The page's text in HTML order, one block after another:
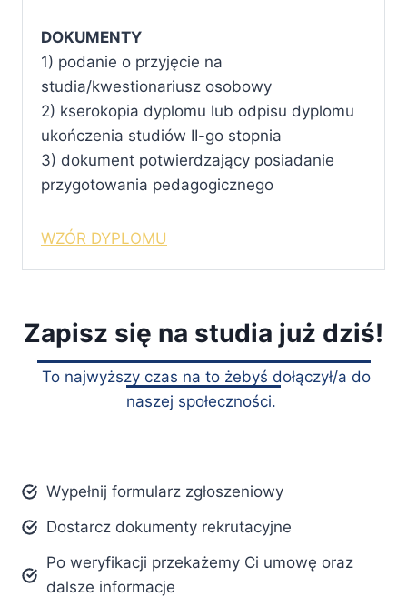
DOKUMENTY
1) podanie o przyjęcie na
studia/kwestionariusz osobowy
2) kserokopia dyplomu lub odpisu dyplomu
ukończenia studiów II-go stopnia
3) dokument potwierdzający posiadanie
przygotowania pedagogicznego
WZÓR DYPLOMU
Zapisz się na studia już dziś!
To najwyższy czas na to żebyś dołączył/a do
naszej społeczności.
Wypełnij formularz zgłoszeniowy
Dostarcz dokumenty rekrutacyjne
Po weryfikacji przekażemy Ci umowę oraz
dalsze informacje